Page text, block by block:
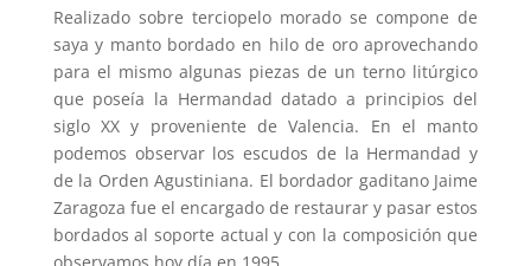
Realizado sobre terciopelo morado se compone de
saya y manto bordado en hilo de oro aprovechando
para el mismo algunas piezas de un terno litúrgico
que poseía la Hermandad datado a principios del
siglo XX y proveniente de Valencia. En el manto
podemos observar los escudos de la Hermandad y
de la Orden Agustiniana. El bordador gaditano Jaime
Zaragoza fue el encargado de restaurar y pasar estos
bordados al soporte actual y con la composición que